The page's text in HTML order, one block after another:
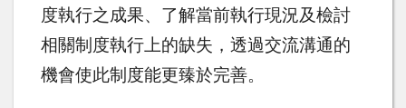
度執行之成果、了解當前執行現況及檢討
相關制度執行上的缺失，透過交流溝通的
機會使此制度能更臻於完善。